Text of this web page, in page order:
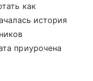
как
история
приурочена